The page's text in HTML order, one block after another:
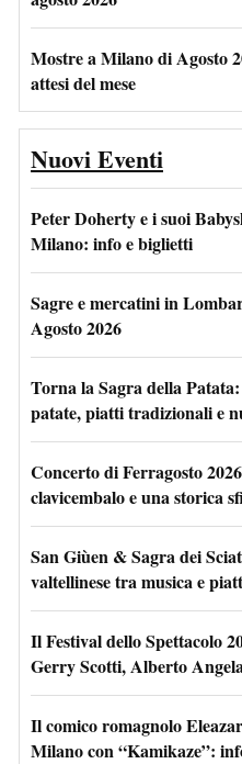
Mostre a Milano di Agosto
attesi del mese
Nuovi Eventi
Peter Doherty e i suoi
Milano: info e biglietti
Sagre e mercatini in
Agosto 2026
Torna la Sagra della
patate, piatti tradizionali e
Concerto di Ferragosto
clavicembalo e una storica
San Giùen & Sagra dei
valtellinese tra musica e
Il Festival dello Spettacolo
Gerry Scotti, Alberto
Il comico romagnolo
Milano con “Kamikaze”: